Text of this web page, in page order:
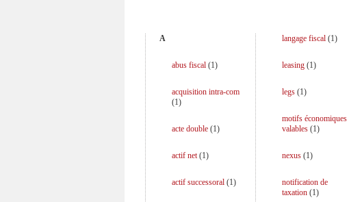
A
abus fiscal (1)
acquisition intra-com
(1)
acte double (1)
actif net(1)
actif successoral (1)
langage fiscal(1)
leasing(1)
legs(1)
motifs économiques
valables(1)
nexus(1)
notification de
taxation(1)